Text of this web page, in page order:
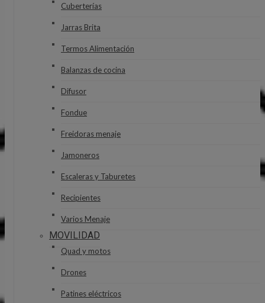
Cuberterías
Jarras Brita
Termos Alimentación
Balanzas de cocina
Difusor
Fondue
Freidoras menaje
Jamoneros
Escaleras y Taburetes
Recipientes
Varios Menaje
MOVILIDAD
Quad y motos
Drones
Patines eléctricos